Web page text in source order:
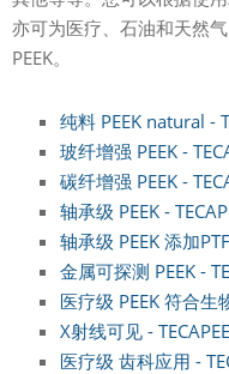
亦可为医疗、石油和天然
PEEK。
纯料 PEEK natural -
玻纤增强 PEEK -
碳纤增强 PEEK -
轴承级 PEEK -
轴承级 PEEK 添加
金属可探测 PEEK -
医疗级 PEEK 符合生
X射线可见 -
医疗级 齿科应用 -